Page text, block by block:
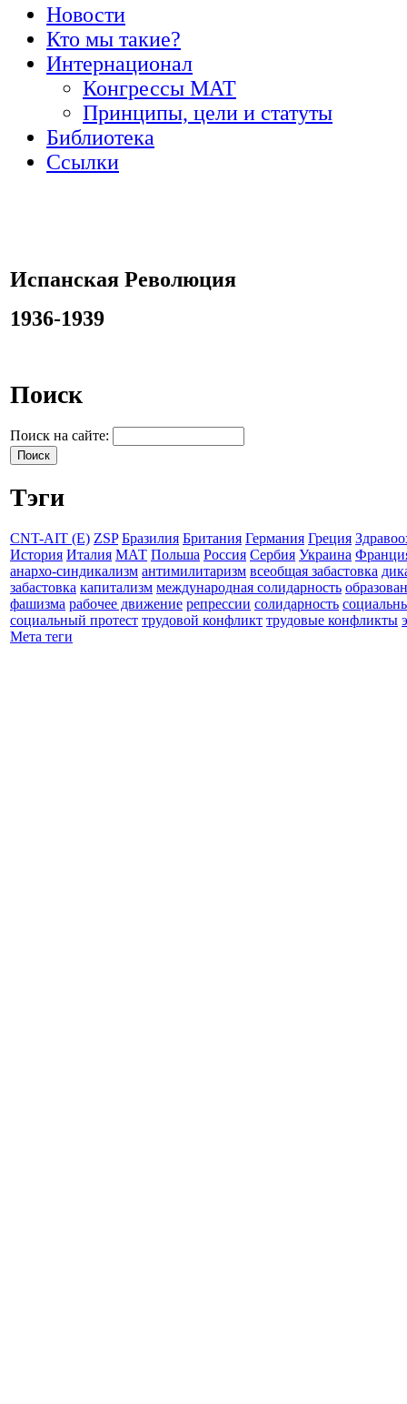
Новости
Кто мы такие?
Интернационал
Конгрессы МАТ
Принципы, цели и статуты
Библиотека
Ссылки
Испанская Революция
1936-1939
Поиск
Поиск на сайте:
Тэги
CNT-AIT (E) ZSP Бразилия Британия Германия Греция
История Италия МАТ Польша Россия Сербия Украина
анархо-синдикализм антимилитаризм всеобщая забастовка
забастовка капитализм международная солидарность
фашизма рабочее движение репрессии солидарность
социальный протест трудовой конфликт трудовые конфликты
Мета теги